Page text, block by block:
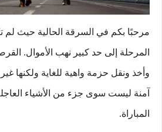
مرحبًا بكم في السرقة الحالية حيث
المرحلة إلى حد كبير نهب الأموال.
وأخذ ونقل حزمة واهية للغاية ولكنها غير
آمنة ليست سوى جزء من الأشياء
المباراة.